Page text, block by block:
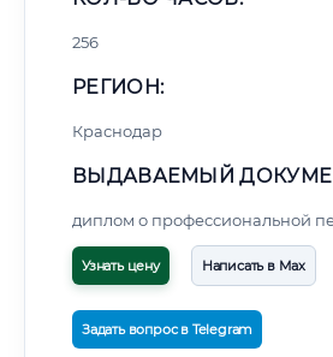
256
РЕГИОН:
Краснодар
ВЫДАВАЕМЫЙ
диплом о профессиональной
Узнать цену Написать в Max
Задать вопрос в Telegram